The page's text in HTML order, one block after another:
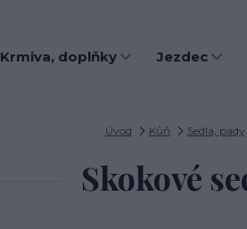
Krmiva, doplňky Jezdec
Úvod Kůň Sedla, pady
Skokové